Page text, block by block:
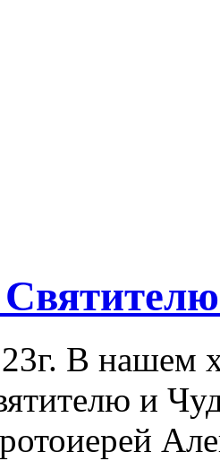
В нашем
и